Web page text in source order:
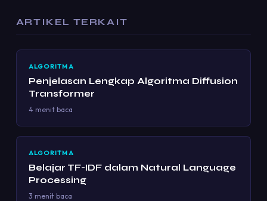
ARTIKEL TERKAIT
ALGORITMA
Penjelasan Lengkap Algoritma Diffusion
Transformer
4 menit baca
ALGORITMA
Belajar TF-IDF dalam Natural Language
Processing
3 menit baca